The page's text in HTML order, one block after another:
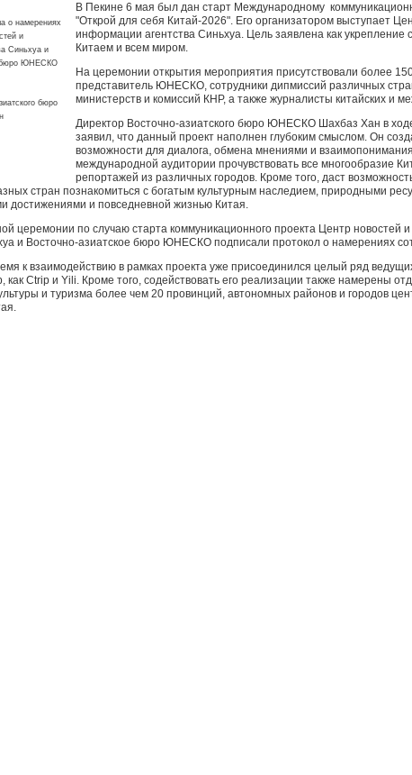
о намерениях
и
Синьхуа и
бюро ЮНЕСКО
бюро
В Пекине 6 мая был дан старт Международному
"Открой для себя Китай-2026". Его организатором выступает
информации агентства Синьхуа. Цель заявлена как укрепление
Китаем и всем миром.
На церемонии открытия мероприятия присутствовали более
представитель ЮНЕСКО, сотрудники дипмиссий различных
министерств и комиссий КНР, а также журналисты китайских и
Директор Восточно-азиатского бюро ЮНЕСКО Шахбаз Хан в
заявил, что данный проект наполнен глубоким смыслом. Он
возможности для диалога, обмена мнениями и
международной аудитории прочувствовать все многообразие
репортажей из различных городов. Кроме того, даст
стран познакомиться с богатым культурным наследием, природными
достижениями и повседневной жизнью Китая.
церемонии по случаю старта коммуникационного проекта Центр новостей
и Восточно-азиатское бюро ЮНЕСКО подписали протокол о намерениях
к взаимодействию в рамках проекта уже присоединился целый ряд
как Ctrip и Yili. Кроме того, содействовать его реализации также намерены
и туризма более чем 20 провинций, автономных районов и городов